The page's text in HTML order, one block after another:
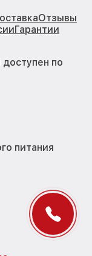
Отзывы
Гарантии
по
питания